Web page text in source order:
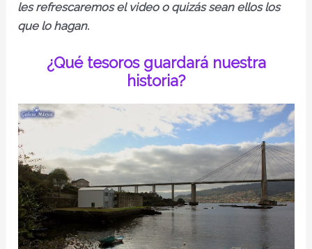
les refrescaremos el video o quizás sean ellos los
que lo hagan.
¿Qué tesoros guardará nuestra
historia?